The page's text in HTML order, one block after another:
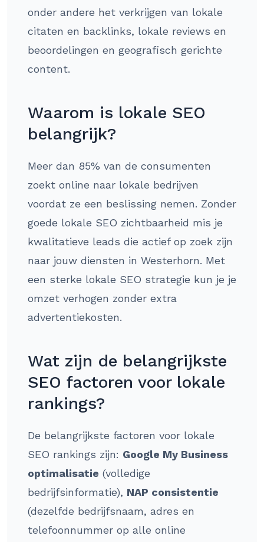
onder andere het verkrijgen van lokale
citaten en backlinks, lokale reviews en
beoordelingen en geografisch gerichte
content.
Waarom is lokale SEO
belangrijk?
Meer dan 85% van de consumenten
zoekt online naar lokale bedrijven
voordat ze een beslissing nemen. Zonder
goede lokale SEO zichtbaarheid mis je
kwalitatieve leads die actief op zoek zijn
naar jouw diensten in Westerhorn. Met
een sterke lokale SEO strategie kun je je
omzet verhogen zonder extra
advertentiekosten.
Wat zijn de belangrijkste
SEO factoren voor lokale
rankings?
De belangrijkste factoren voor lokale
SEO rankings zijn: Google My Business
optimalisatie (volledige
bedrijfsinformatie), NAP consistentie
(dezelfde bedrijfsnaam, adres en
telefoonnummer op alle online